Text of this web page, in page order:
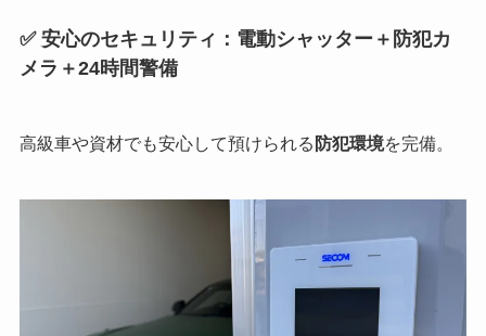
✅ 安心のセキュリティ：電動シャッター＋防犯カ
メラ＋24時間警備
高級車や資材でも安心して預けられる 防犯環境を完備。